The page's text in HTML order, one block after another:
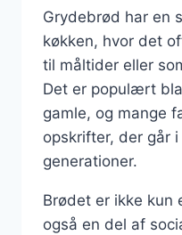
Grydebrød har en
køkken, hvor det
til måltider eller
Det er populært
gamle, og mange
opskrifter, der går
generationer.
Brødet er ikke kun
også en del af